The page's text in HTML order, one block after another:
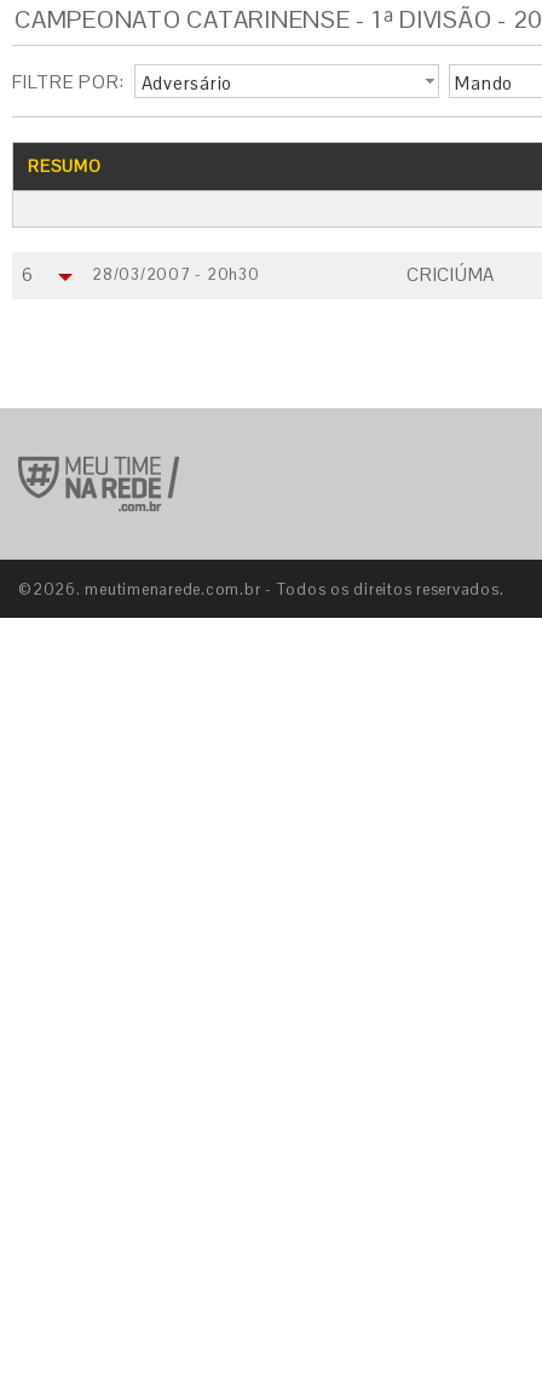
CAMPEONATO CATARINENSE - 1ª DIVISÃO -
FILTRE POR: Adversário Mando
RESUMO
6 28/03/2007 - 20h30 CRICIÚMA
©2026. meutimenarede.com.br - Todos os direitos reservados.